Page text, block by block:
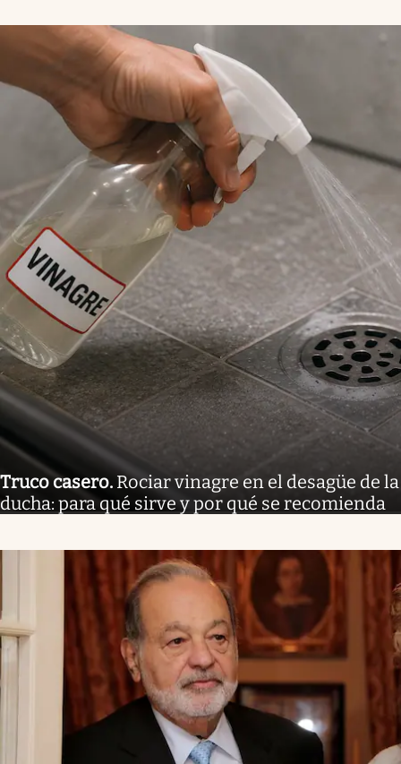
Truco casero. Rociar vinagre en el desagüe de la
ducha: para qué sirve y por qué se recomienda